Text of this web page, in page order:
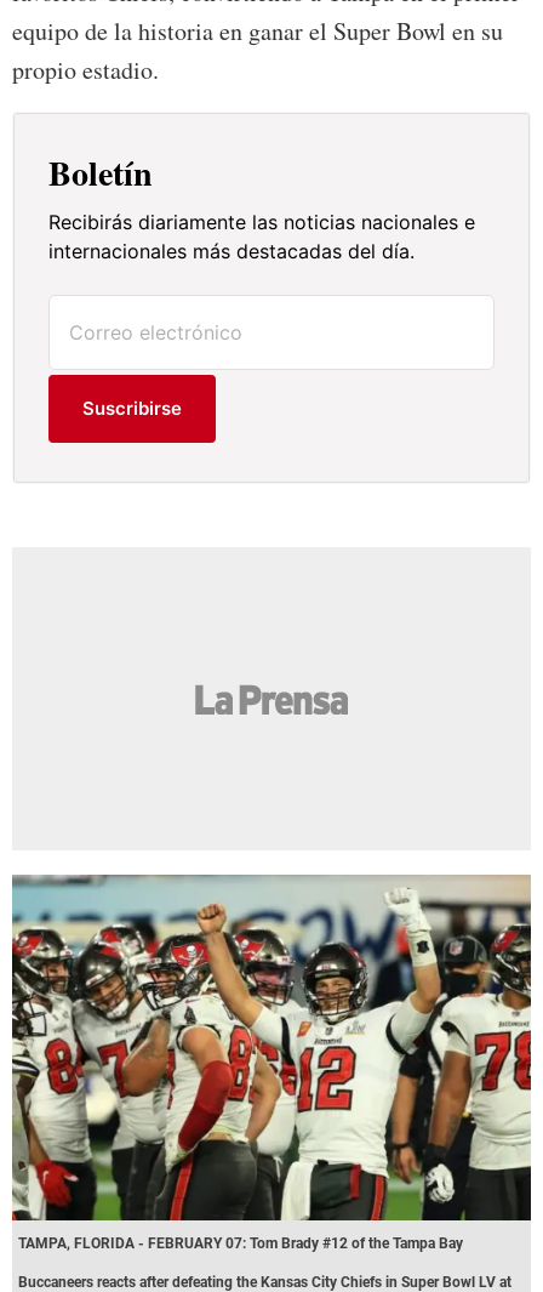
equipo de la historia en ganar el Super Bowl en su
propio estadio.
Boletín
Recibirás diariamente las noticias nacionales e
internacionales más destacadas del día.
Suscribirse
TAMPA, FLORIDA - FEBRUARY 07: Tom Brady #12 of the Tampa Bay
Buccaneers reacts after defeating the Kansas City Chiefs in Super Bowl LV at